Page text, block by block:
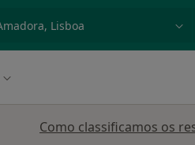
Como classificamos os